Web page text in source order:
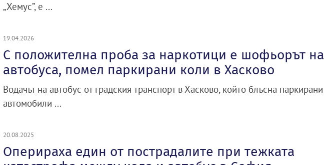
„Хемус”, е ...
19.04.2026
С положителна проба за наркотици е шофьорът на
автобуса, помел паркирани коли в Хасково
Водачът на автобус от градския транспорт в Хасково, който блъсна паркирани
автомобили ...
20.08.2025
Оперираха един от пострадалите при тежката